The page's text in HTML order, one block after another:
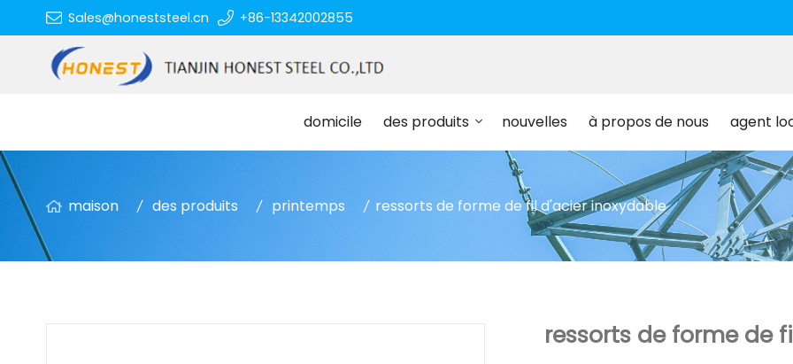
Sales@honeststeel.cn +86-13342002855
domicile des produits nouvelles à propos de nous agent
maison des produits printemps ressorts de forme de fil d'acier inoxydable
ressorts de forme de